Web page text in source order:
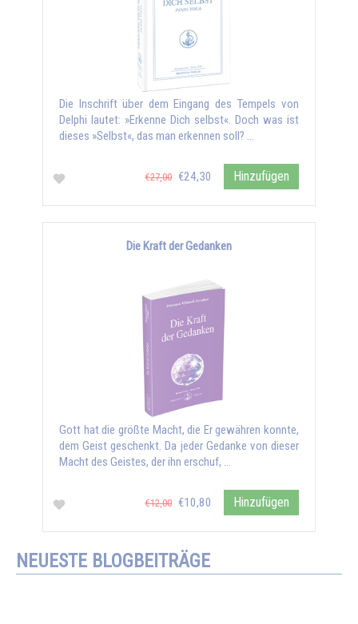
Die Inschrift über dem Eingang des Tempels von
Delphi lautet: »Erkenne Dich selbst«. Doch was ist
dieses »Selbst«, das man erkennen soll? …
€27,00 €24,30 Hinzufügen
Die Kraft der Gedanken
Gott hat die größte Macht, die Er gewähren konnte,
dem Geist geschenkt. Da jeder Gedanke von dieser
Macht des Geistes, der ihn erschuf, …
€12,00 €10,80 Hinzufügen
NEUESTE BLOGBEITRÄGE